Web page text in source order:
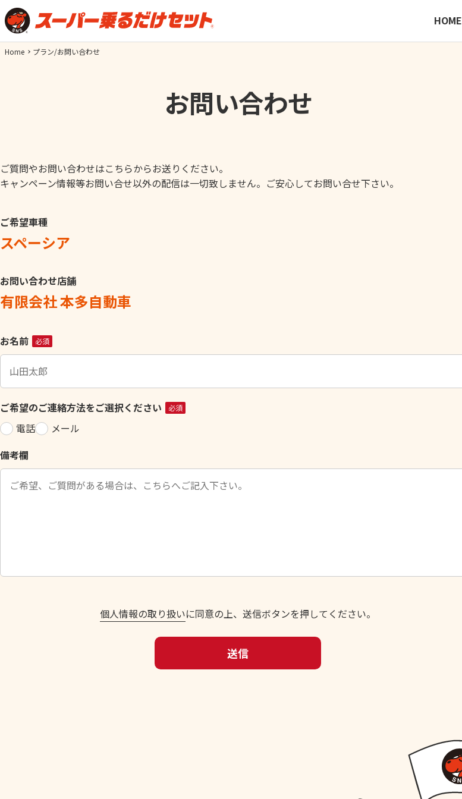
HOME
Home プラン/お問い合わせ
お問い合わせ
ご質問やお問い合わせはこちらからお送りください。
キャンペーン情報等お問い合せ以外の配信は一切致しません。ご安心してお問い合せ下さい。
ご希望車種
スペーシア
お問い合わせ店舗
有限会社 本多自動車
こ
の
ィ
ー
ル
ド
空
の
だ
お名前 必須
ご希望のご連絡方法をご選択ください 必須
電話
メール
備考欄
個人情報の取り扱いに同意の上、送信ボタンを押してください。